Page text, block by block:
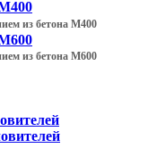
из бетона М400
из бетона М600